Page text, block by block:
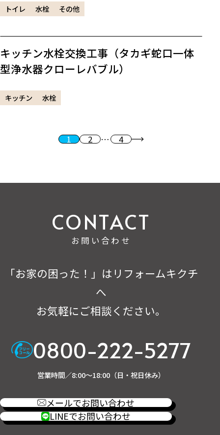
トイレ 水栓 その他
キッチン水栓交換工事（タカギ蛇口一体
型浄水器クローレバブル）
キッチン 水栓
投稿のページ送り1 2 … 4 次へ
お問い合わせ
「お家の困った！」はリフォームキクチ
へ
お気軽にご相談ください。
0800-222-5277
営業時間／8:00～18:00（日・祝日休み）
メールでお問い合わせ
LINEでお問い合わせ